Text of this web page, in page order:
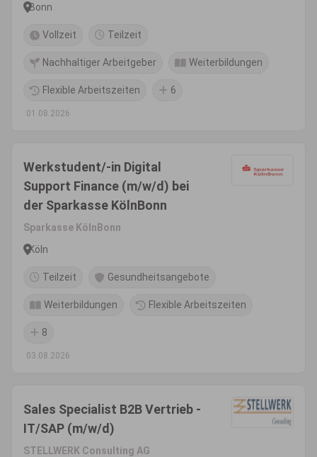
Bonn
Vollzeit Teilzeit
Nachhaltiger Arbeitgeber Weiterbildungen
Flexible Arbeitszeiten 6
01.08.2026
Werkstudent/-in Digital
Support Finance (m/w/d) bei
der Sparkasse KölnBonn
Sparkasse KölnBonn
Köln
Teilzeit Gesundheitsangebote
Weiterbildungen Flexible Arbeitszeiten
8
03.08.2026
Sales Specialist B2B Vertrieb -
IT/SAP (m/w/d)
STELLWERK Consulting AG